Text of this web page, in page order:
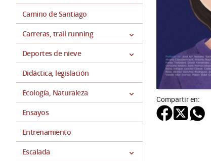
Camino de Santiago
Carreras, trail running
Deportes de nieve
Didáctica, legislación
Ecología, Naturaleza
Ensayos
Entrenamiento
Escalada
Compartir en: